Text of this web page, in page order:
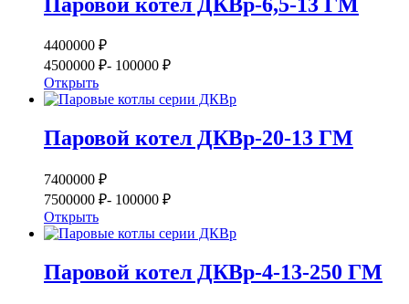
4400000 ₽
4500000 ₽- 100000 ₽
Открыть
Паровой котел ДКВр-20-13 ГМ
7400000 ₽
7500000 ₽- 100000 ₽
Открыть
Паровой котел ДКВр-4-13-250 ГМ